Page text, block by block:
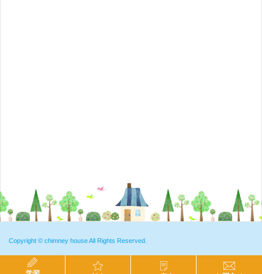
Copyright © chimney houseAll Rights Reserved.